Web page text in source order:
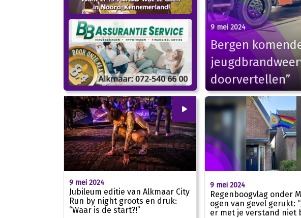
9 mei 2024
Bergen
doorvertellen”
00:00
9 mei 2024
Jubileum editie van Alkmaar City
Run by night groots en druk:
“Waar is de start?!”
9 mei 2024
Regenboogvlag onder
ogen van gevel gerukt:
er met je verstand niet